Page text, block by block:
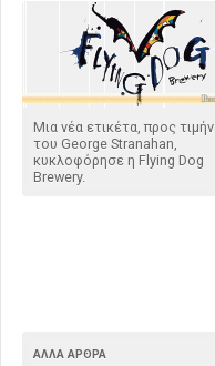
Μια νέα ετικέτα, προς τιμήν
του George Stranahan,
κυκλοφόρησε η Flying Dog
Brewery.
ΆΛΛΑ ΆΡΘΡΑ